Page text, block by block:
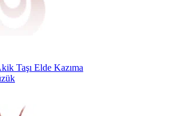
Taşı Elde Kazıma